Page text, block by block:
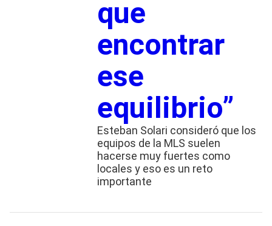
que
encontrar
ese
equilibrio”
Esteban Solari consideró que los
equipos de la MLS suelen
hacerse muy fuertes como
locales y eso es un reto
importante